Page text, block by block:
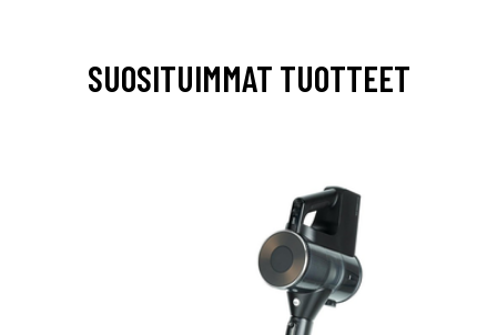
SUOSITUIMMAT TUOTTEET